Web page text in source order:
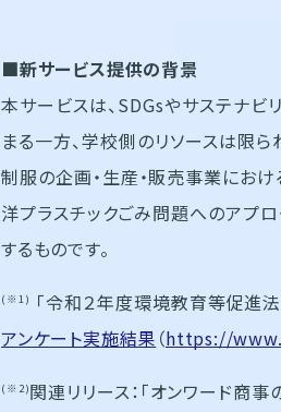
■新サービス提供の背景
本サービスは、SDGsやサステナビ
まる一方、学校側のリソースは限
制服の企画・生産・販売事業にお
洋プラスチックごみ問題へのアプ
するものです。
(※1) 「令和２年度環境教育等促進
アンケート実施結果 （https://
(※2)関連リリース：「オンワード商